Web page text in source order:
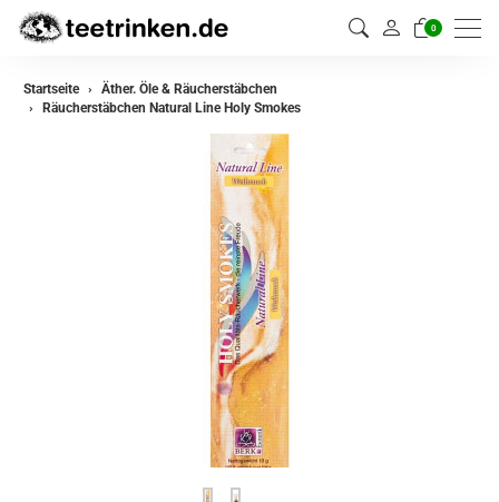
0
Startseite
Äther. Öle & Räucherstäbchen
Räucherstäbchen Natural Line Holy Smokes